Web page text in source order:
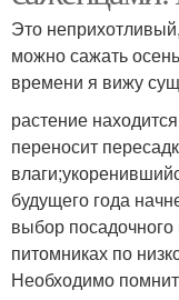
Это
можно сажать
времени я вижу
растение
переносит
будущего года
выбор
питомниках по
Необходимо